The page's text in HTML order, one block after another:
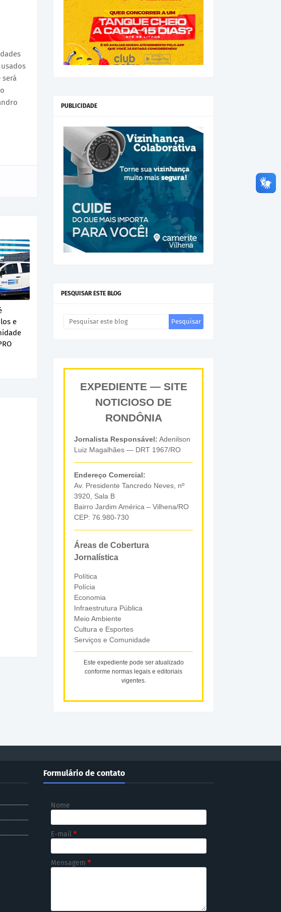
será
e
PUBLICIDADE
PESQUISAR ESTE BLOG
EXPEDIENTE — SITE
NOTICIOSO DE
RONDÔNIA
Jornalista Responsável: Adenilson
Luiz Magalhães — DRT 1967/RO
Endereço Comercial:
Av. Presidente Tancredo Neves, nº
3920, Sala B
Bairro Jardim América – Vilhena/RO
CEP: 76.980-730
Áreas de Cobertura
Jornalística
Política
Polícia
Economia
Infraestrutura Pública
Meio Ambiente
Cultura e Esportes
Serviços e Comunidade
Este expediente pode ser atualizado
conforme normas legais e editoriais
vigentes.
Formulário de contato
Nome
E-mail *
Mensagem *